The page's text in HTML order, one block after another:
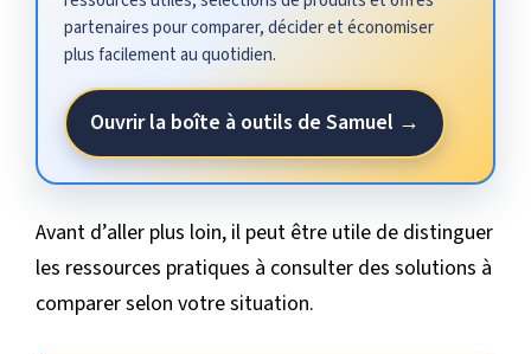
partenaires pour comparer, décider et économiser
plus facilement au quotidien.
Ouvrir la boîte à outils de Samuel →
Avant d’aller plus loin, il peut être utile de distinguer
les ressources pratiques à consulter des solutions à
comparer selon votre situation.